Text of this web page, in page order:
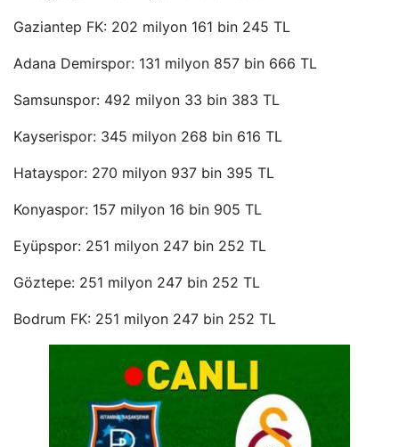
Gaziantep FK: 202 milyon 161 bin 245 TL
Adana Demirspor: 131 milyon 857 bin 666 TL
Samsunspor: 492 milyon 33 bin 383 TL
Kayserispor: 345 milyon 268 bin 616 TL
Hatayspor: 270 milyon 937 bin 395 TL
Konyaspor: 157 milyon 16 bin 905 TL
Eyüpspor: 251 milyon 247 bin 252 TL
Göztepe: 251 milyon 247 bin 252 TL
Bodrum FK: 251 milyon 247 bin 252 TL